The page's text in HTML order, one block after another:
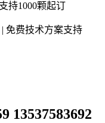
持1000颗起订
免费技术方案支持
13537583692